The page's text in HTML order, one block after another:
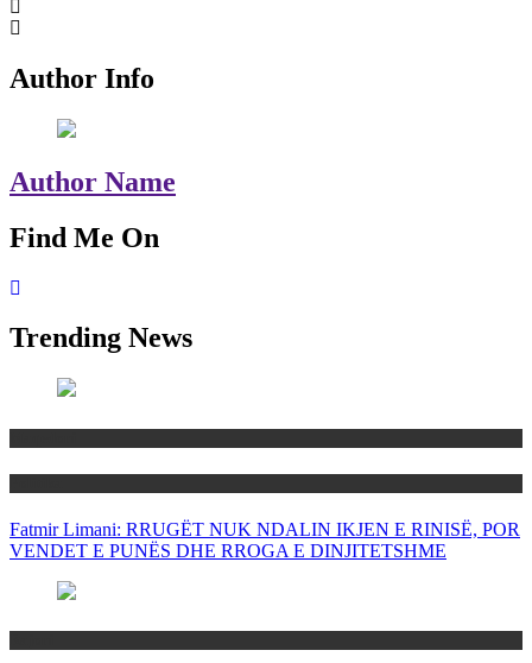
Author Info
Author Name
Find Me On
Trending News
Fatmir Limani: RRUGËT NUK NDALIN IKJEN E RINISË, POR
VENDET E PUNËS DHE RROGA E DINJITETSHME